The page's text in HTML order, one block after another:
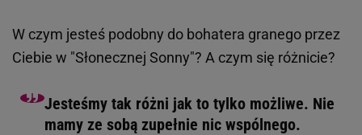
W czym jesteś podobny do bohatera granego przez
Ciebie w "Słonecznej Sonny"? A czym się różnicie?
Jesteśmy tak różni jak to tylko możliwe. Nie
mamy ze sobą zupełnie nic wspólnego.